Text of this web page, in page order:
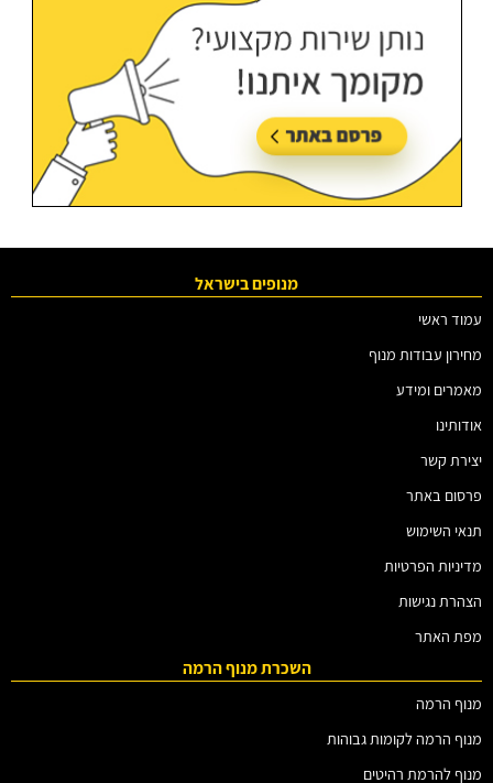
מנופים בישראל
עמוד ראשי
מחירון עבודות מנוף
מאמרים ומידע
אודותינו
יצירת קשר
פרסום באתר
תנאי השימוש
מדיניות הפרטיות
הצהרת נגישות
מפת האתר
השכרת מנוף הרמה
מנוף הרמה
מנוף הרמה לקומות גבוהות
מנוף להרמת רהיטים